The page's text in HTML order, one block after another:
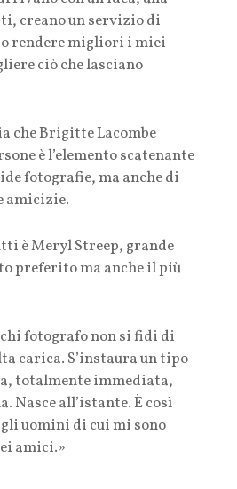
creano un servizio di
rendere migliori i miei
ciò che lasciano
che Brigitte Lacombe
è l’elemento scatenante
fotografie, ma anche di
amicizie.
è Meryl Streep, grande
preferito ma anche il più
fotografo non si fidi di
carica. S’instaura un tipo
totalmente immediata,
Nasce all’istante. È così
uomini di cui mi sono
amici.»